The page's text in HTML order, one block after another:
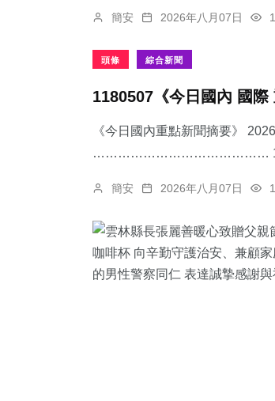
簡安 2026年八月07日
頭條 綜合新聞
1180507《今日國內 國際
《今日國內重點新聞摘要》
…………………………………… 1.漢光
簡安 2026年八月07日